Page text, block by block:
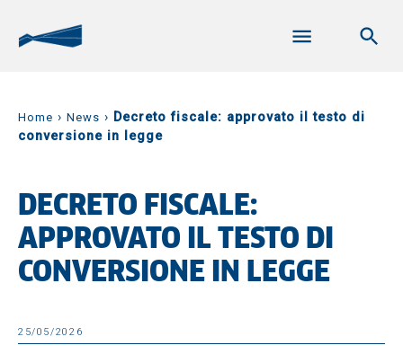
Home › News › Decreto fiscale: approvato il testo di
conversione in legge
DECRETO FISCALE:
APPROVATO IL TESTO DI
CONVERSIONE IN LEGGE
25/05/2026